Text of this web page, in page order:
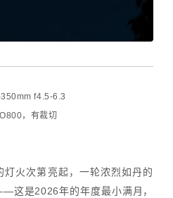
f4.5-6.3
，有裁切
灯火次第亮起，一轮浓烈如丹的
这是2026年的年度最小满月，